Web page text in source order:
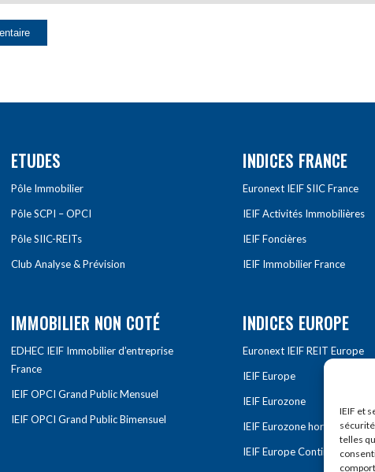
IEIF et
telles
ETUDES
Pôle Immobilier
Pôle SCPI – OPCI
Pôle SIIC-REITs
Club Analyse & Prévision
IMMOBILIER NON COTÉ
EDHEC IEIF Immobilier d’entreprise
France
IEIF OPCI Grand Public Mensuel
IEIF OPCI Grand Public Bimensuel
INDICES FRANCE
Euronext IEIF SIIC France
IEIF Activités Immobilières
IEIF Foncières
IEIF Immobilier France
INDICES EUROPE
Euronext IEIF REIT Europe
IEIF Europe
IEIF Eurozone
IEIF Eurozone hors France
IEIF Europe Continentale